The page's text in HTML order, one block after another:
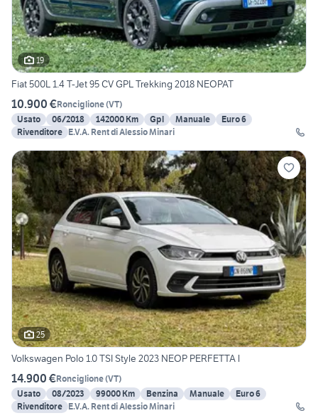
19
Fiat 500L 1.4 T-Jet 95 CV GPL Trekking 2018 NEOPAT
10.900 €Ronciglione(VT)
Usato
06/2018 142000 Km Gpl Manuale
Euro 6
Rivenditore E.V.A. Rent di Alessio Minari
25
Volkswagen Polo 1.0 TSI Style 2023 NEOP PERFETTA l
14.900 €Ronciglione(VT)
Usato
08/2023 99000 Km Benzina Manuale
Euro 6
Rivenditore E.V.A. Rent di Alessio Minari